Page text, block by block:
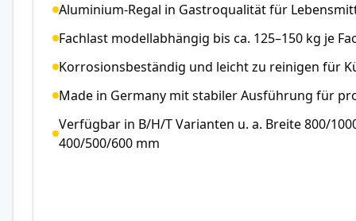
Aluminium-Regal in Gastroqualität für
Fachlast modellabhängig bis ca. 125–150 kg je
Korrosionsbeständig und leicht zu reinigen für
Made in Germany mit stabiler Ausführung für
Verfügbar in B/H/T Varianten u. a. Breite 800/
400/500/600 mm